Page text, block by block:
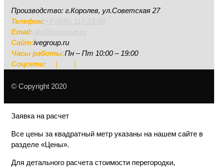
Производство: г.Королев, ул.Советская 27
Телефон:
Email:
Сайт:ivegroup.ru
Часы работы:Пн – Пт 10:00 – 19:00
Соцсети:
| |
© Copyright 2020
Заявка на расчет
Все цены за квадратный метр указаны на нашем сайте в
разделе «Цены».
Для детального расчета стоимости перегородки,